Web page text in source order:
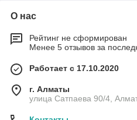
О нас
Рейтинг не сформирован
Менее 5 отзывов за
Работает с 17.10.2020
г. Алматы
улица Сатпаева 90/4,